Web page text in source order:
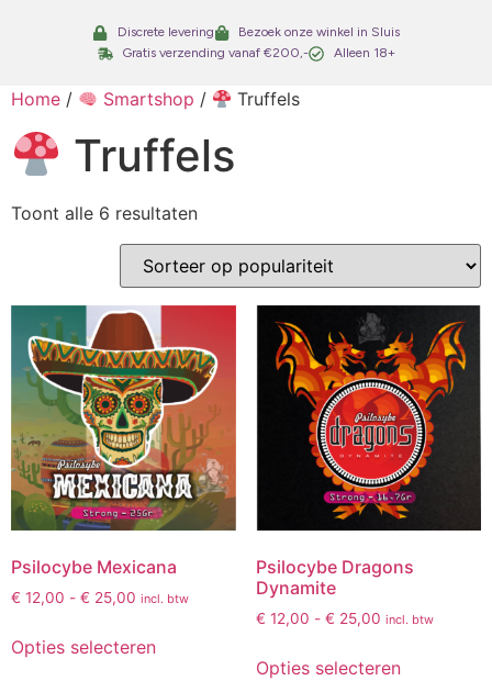
Discrete levering
Bezoek onze winkel in Sluis
Gratis verzending vanaf €200,-
Alleen 18+
Home / Smartshop / Truffels
Truffels
Toont alle 6 resultaten
Psilocybe Mexicana
€ 12,00 - € 25,00 incl. btw
Opties selecteren
Psilocybe Dragons
Dynamite
€ 12,00 - € 25,00 incl. btw
Opties selecteren